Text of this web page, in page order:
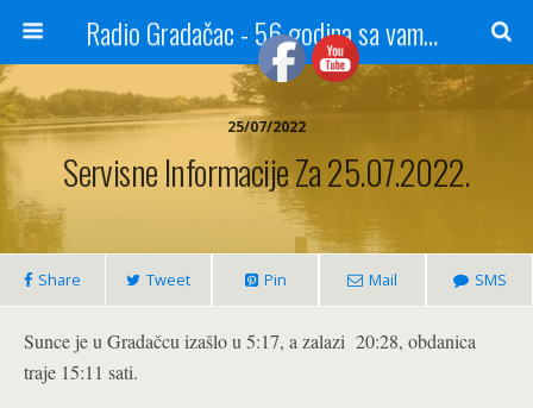
Radio Gradačac - 56 godina sa vama...
25/07/2022
Servisne Informacije Za 25.07.2022.
Share Tweet Pin Mail SMS
Sunce je u Gradačcu izašlo u 5:17, a zalazi 20:28, obdanica
traje 15:11 sati.